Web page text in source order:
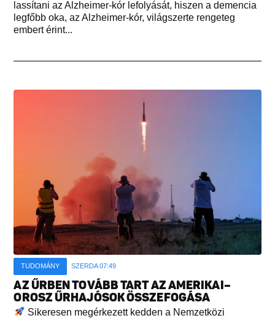
lassítani az Alzheimer-kór lefolyását, hiszen a demencia
legfőbb oka, az Alzheimer-kór, világszerte rengeteg
embert érint...
TUDOMÁNY SZERDA 07:49
AZ ŰRBEN TOVÁBB TART AZ AMERIKAI–
OROSZ ŰRHAJÓSOK ÖSSZEFOGÁSA
Sikeresen megérkezett kedden a Nemzetközi